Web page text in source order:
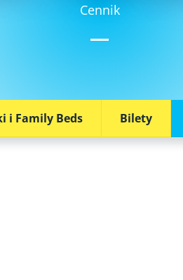
Cennik
i Family Beds Bilety